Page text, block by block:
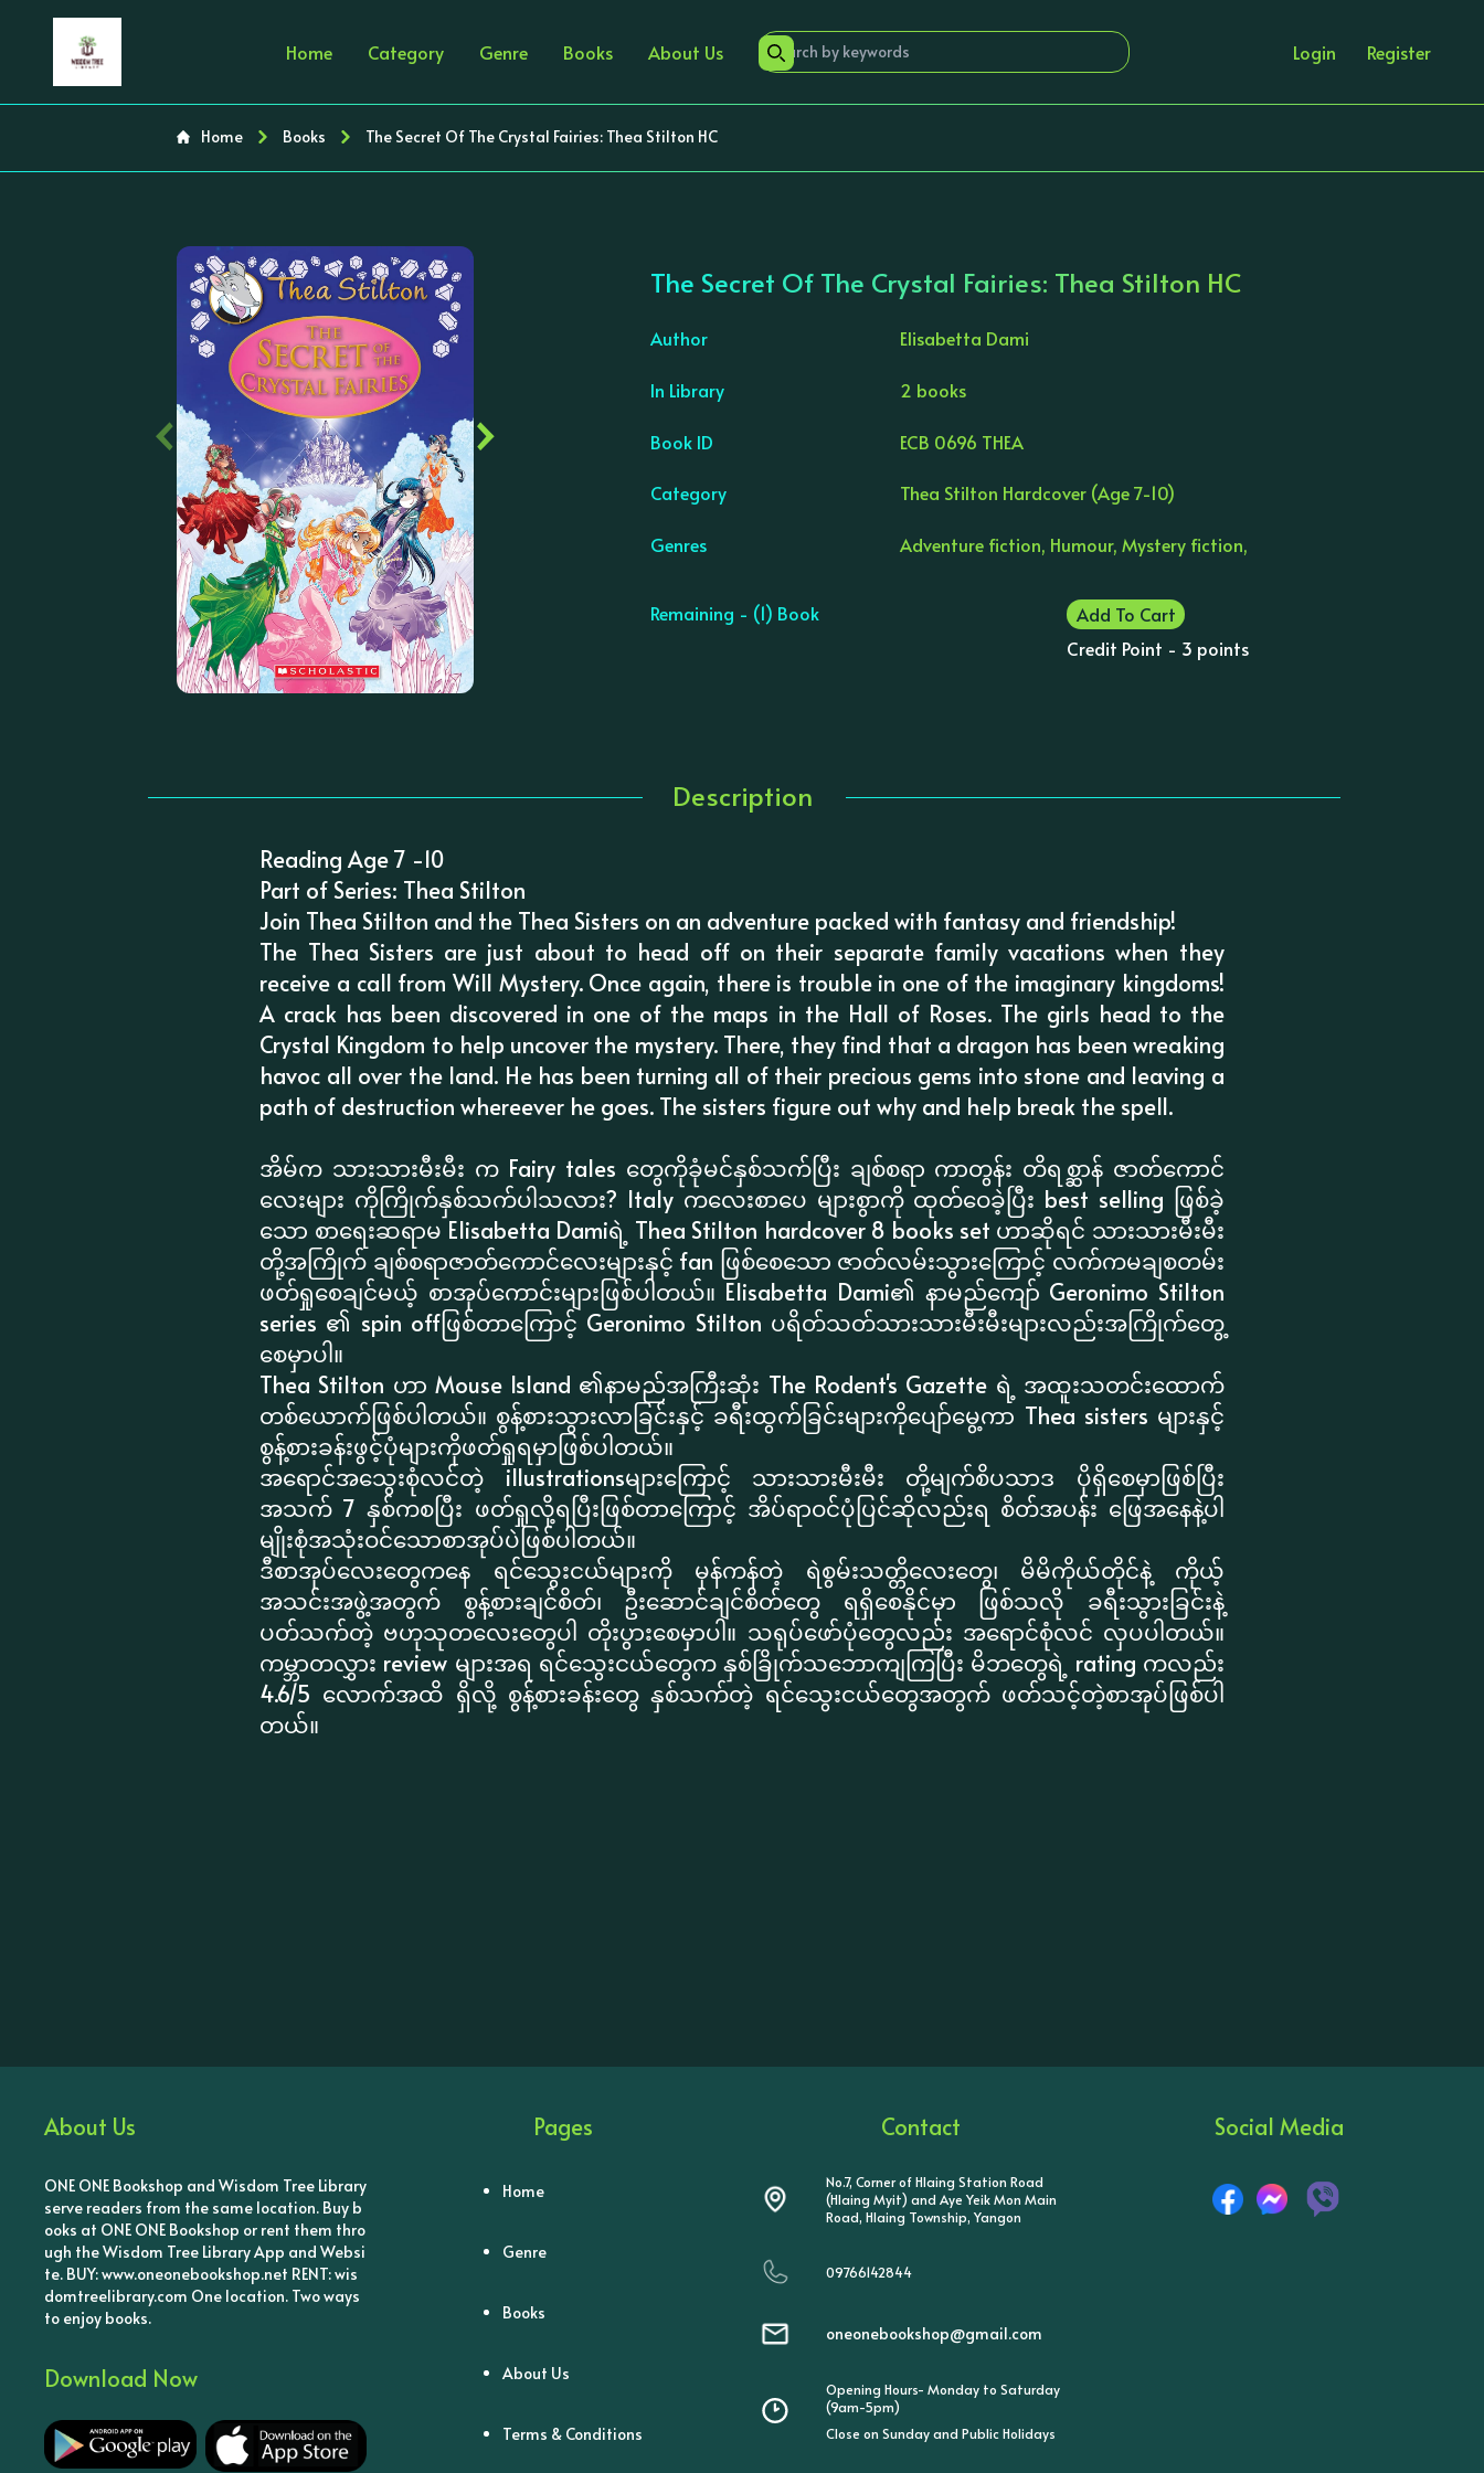
Home Category Genre Books About Us Login Register
Home Books The Secret Of The Crystal Fairies: Thea Stilton HC
‹ ›
The Secret Of The Crystal Fairies: Thea Stilton HC
Author Elisabetta Dami
In Library 2 books
Book ID ECB 0696 THEA
Category Thea Stilton Hardcover (Age 7-10)
Genres Adventure fiction, Humour, Mystery fiction,
Remaining - (1) Book
Add To Cart
Credit Point - 3 points
Description
Reading Age 7 -10
Part of Series: Thea Stilton
Join Thea Stilton and the Thea Sisters on an adventure packed with fantasy and friendship!
The Thea Sisters are just about to head off on their separate family vacations when they
receive a call from Will Mystery. Once again, there is trouble in one of the imaginary kingdoms!
A crack has been discovered in one of the maps in the Hall of Roses. The girls head to the
Crystal Kingdom to help uncover the mystery. There, they find that a dragon has been wreaking
havoc all over the land. He has been turning all of their precious gems into stone and leaving a
path of destruction whereever he goes. The sisters figure out why and help break the spell.
အိမ်က သားသားမီးမီး က Fairy tales တွေကိုခုံမင်နှစ်သက်ပြီး ချစ်စရာ ကာတွန်း တိရစ္ဆာန် ဇာတ်ကောင်
လေးများ ကိုကြိုက်နှစ်သက်ပါသလား? Italy ကလေးစာပေ များစွာကို ထုတ်ဝေခဲ့ပြီး best selling ဖြစ်ခဲ့
သော စာရေးဆရာမ Elisabetta Damiရဲ့ Thea Stilton hardcover 8 books set ဟာဆိုရင် သားသားမီးမီး
တို့အကြိုက် ချစ်စရာဇာတ်ကောင်လေးများနှင့် fan ဖြစ်စေသော ဇာတ်လမ်းသွားကြောင့် လက်ကမချစတမ်း
ဖတ်ရှုစေချင်မယ့် စာအုပ်ကောင်းများဖြစ်ပါတယ်။ Elisabetta Dami၏ နာမည်ကျော် Geronimo Stilton
series ၏ spin offဖြစ်တာကြောင့် Geronimo Stilton ပရိတ်သတ်သားသားမီးမီးများလည်းအကြိုက်တွေ့
စေမှာပါ။
Thea Stilton ဟာ Mouse Island ၏နာမည်အကြီးဆုံး The Rodent's Gazette ရဲ့ အထူးသတင်းထောက်
တစ်ယောက်ဖြစ်ပါတယ်။ စွန့်စားသွားလာခြင်းနှင့် ခရီးထွက်ခြင်းများကိုပျော်မွေ့ကာ Thea sisters များနှင့်
စွန့်စားခန်းဖွင့်ပုံများကိုဖတ်ရှုရမှာဖြစ်ပါတယ်။
အရောင်အသွေးစုံလင်တဲ့ illustrationsများကြောင့် သားသားမီးမီး တို့မျက်စိပသာဒ ပိုရှိစေမှာဖြစ်ပြီး
အသက် 7 နှစ်ကစပြီး ဖတ်ရှုလို့ရပြီးဖြစ်တာကြောင့် အိပ်ရာဝင်ပုံပြင်ဆိုလည်းရ စိတ်အပန်း ဖြေအနေနဲ့ပါ
မျိုးစုံအသုံးဝင်သောစာအုပ်ပဲဖြစ်ပါတယ်။
ဒီစာအုပ်လေးတွေကနေ ရင်သွေးငယ်များကို မှန်ကန်တဲ့ ရဲစွမ်းသတ္တိလေးတွေ၊ မိမိကိုယ်တိုင်နဲ့ ကိုယ့်
အသင်းအဖွဲ့အတွက် စွန့်စားချင်စိတ်၊ ဦးဆောင်ချင်စိတ်တွေ ရရှိစေနိုင်မှာ ဖြစ်သလို ခရီးသွားခြင်းနဲ့
ပတ်သက်တဲ့ ဗဟုသုတလေးတွေပါ တိုးပွားစေမှာပါ။ သရုပ်ဖော်ပုံတွေလည်း အရောင်စုံလင် လှပပါတယ်။
ကမ္ဘာတလွှား review များအရ ရင်သွေးငယ်တွေက နှစ်ခြိုက်သဘောကျကြပြီး မိဘတွေရဲ့ rating ကလည်း
4.6/5 လောက်အထိ ရှိလို့ စွန့်စားခန်းတွေ နှစ်သက်တဲ့ ရင်သွေးငယ်တွေအတွက် ဖတ်သင့်တဲ့စာအုပ်ဖြစ်ပါ
တယ်။
About Us
ONE ONE Bookshop and Wisdom Tree Library
serve readers from the same location. Buy b
ooks at ONE ONE Bookshop or rent them thro
ugh the Wisdom Tree Library App and Websi
te. BUY: www.oneonebookshop.net RENT: wis
domtreelibrary.com One location. Two ways
to enjoy books.
Download Now
Pages
Home
Genre
Books
About Us
Terms & Conditions
Contact
No.7, Corner of Hlaing Station Road
(Hlaing Myit) and Aye Yeik Mon Main
Road, Hlaing Township, Yangon
09766142844
oneonebookshop@gmail.com
Opening Hours- Monday to Saturday
(9am-5pm)
Close on Sunday and Public Holidays
Social Media